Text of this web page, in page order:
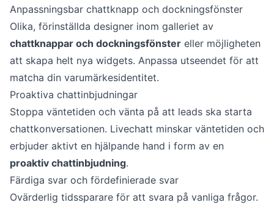
Anpassningsbar chattknapp och dockningsfönster
Olika, förinställda designer inom galleriet av
chattknappar och dockningsfönster eller möjligheten
att skapa helt nya widgets. Anpassa utseendet för att
matcha din varumärkesidentitet.
Proaktiva chattinbjudningar
Stoppa väntetiden och vänta på att leads ska starta
chattkonversationen. Livechatt minskar väntetiden och
erbjuder aktivt en hjälpande hand i form av en
proaktiv chattinbjudning.
Färdiga svar och fördefinierade svar
Ovärderlig tidssparare för att svara på vanliga frågor.